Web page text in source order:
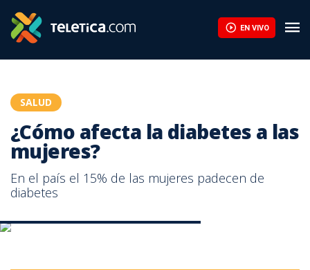
EN VIVO
SALUD
¿Cómo afecta la diabetes a las
mujeres?
En el país el 15% de las mujeres padecen de
diabetes